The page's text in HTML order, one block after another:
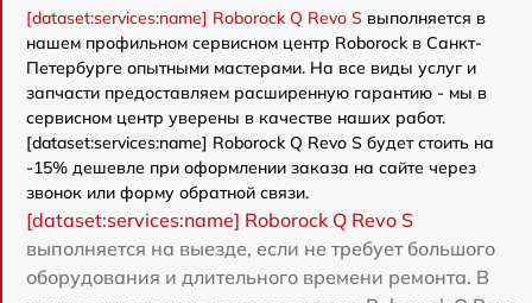
[dataset:services:name] Roborock Q Revo S выполняется в
нашем профильном сервисном центр Roborock в Санкт-
Петербурге опытными мастерами. На все виды услуг и
запчасти предоставляем расширенную гарантию - мы в
сервисном центр уверены в качестве наших работ.
[dataset:services:name] Roborock Q Revo S будет стоить на
-15% дешевле при оформлении заказа на сайте через
звонок или форму обратной связи.
[dataset:services:name] Roborock Q Revo S
выполняется на выезде, если не требует большого
оборудования и длительного времени ремонта. В